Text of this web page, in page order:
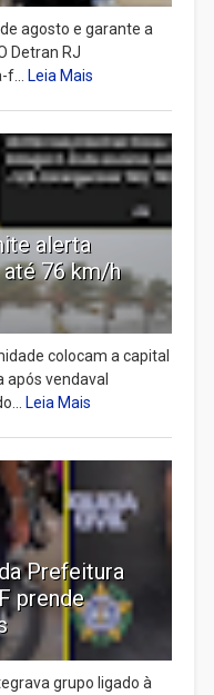
agosto e garante a
Detran RJ
Leia Mais
alerta
76 km/h
colocam a capital
após vendaval
Leia Mais
Prefeitura
prende
grupo ligado à